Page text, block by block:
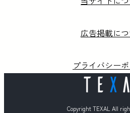
広告掲載に
プライバシー
Copyright TEXAL All